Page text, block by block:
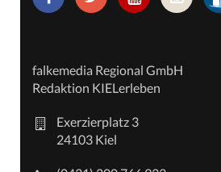
falkemedia Regional GmbH
Redaktion KIELerleben
Exerzierplatz 3
24103 Kiel